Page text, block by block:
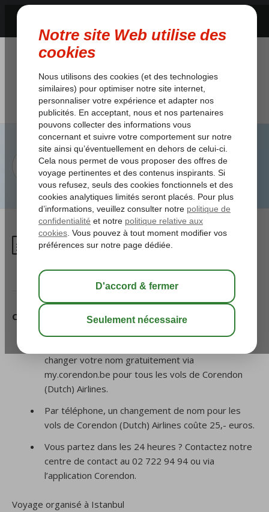
Puis-je modifier mon nom ?
Corendon (Dutch) Airlines
changer votre nom gratuitement via
my.corendon.be pour tous les vols de Corendon
(Dutch) Airlines.
Par téléphone, un changement de nom pour les
vols de Corendon (Dutch) Airlines coûte 25,- euros.
Vous partez dans les 24 heures ? Contactez notre
centre de contact au 02 722 94 94 ou via
l’application Corendon.
Voyage organisé à Istanbul